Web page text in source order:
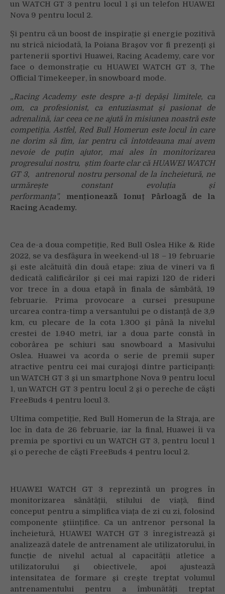
un WATCH GT 3 pentru locul 1 și un telefon HUAWEI
Nova 9 pentru locul 2.
Și pentru că un boost de inspirație și energie pozitivă
nu strică niciodată, la Poiana Brașov vor fi prezenți și
partenerii sportivi Huawei, Racing Academy, care vor
face o demonstrație cu HUAWEI WATCH GT 3, The
Official Timekeeper, în snowboard mode.
„Racing Academy este despre a-ți depăși limitele, ca
om, ca profesionist, ca entuziasmat și pasionat de
adrenalină, iar ceea ce ne ajută în misiunea noastră este
competiția. Astfel, Red Bull Homerun este locul în care
ne dorim să fim, iar pentru că întotdeauna mai avem
nevoie de puțin ajutor, mai ales în monitorizarea
progresului nostru, știm foarte clar că HUAWEI WATCH
GT 3, antrenorul nostru personal de la încheietură, ne
urmărește constant evoluția și
performanța”, menționează Ionuț Pârloagă de la
Racing Academy.
Cea de-a doua competiție, Red Bull Oslea Hike & Ride
2022, se va desfășura în weekend-ul 18 – 19 februarie
și este alcătuită din două etape: ziua de vineri va fi
dedicată calificărilor și cei mai rapizi 120 de rideri
vor trece în a doua etapă în finala de sâmbătă, 19
februarie. Prima provocare a cursei presupune
urcarea contra-timp a versantului pe o distanță de 3,9
km, cu plecare de la cota 1.300 și până la nivelul
crestei de 1.940 metri, iar a doua parte constă în
coborârea pe schiuri sau snowboard a Masivului
Oslea. Huawei va acorda o serie de premii super
atractive pentru cei mai curajoși dintre participanți:
un WATCH GT 3 și un smartphone Nova 9 pentru locul
1, un WATCH GT 3 pentru locul 2 și o pereche de căști
FreeBuds 4 pentru locul 3.
Ultima competiție, Red Bull Homerun de la Straja, are
loc în data de 26 februarie, iar la final, Huawei îi va
premia pe sportivi cu un WATCH GT 3, pentru locul 1
și o pereche de căști FreeBuds 4 pentru locul 2.
HUAWEI WATCH GT 3 reprezintă un progres în
monitorizarea sănătății, stilului de viață, fiind
conceput pentru a simplifica viața de zi cu zi, folosind
componente științifice. Ca un antrenor personal la
încheietură, HUAWEI WATCH GT 3 înregistrează și
analizează datele de antrenament ale utilizatorului, în
funcție de nivelul actual al capacității atletice a
utilizatorului și obiectivele, apoi ajustează
intensitatea de formare și crește treptat volumul
antrenamentului pentru a îmbunătăți treptat